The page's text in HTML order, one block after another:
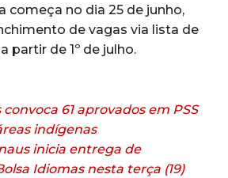
começa no dia 25 de junho,
de vagas via lista de
partir de 1º de julho.
61 aprovados em PSS
indígenas
inicia entrega de
Idiomas nesta terça (19)